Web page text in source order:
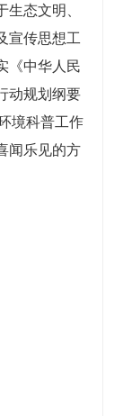
态文明、
宣传思想工
《中华人民
动规划纲要
境科普工作
闻乐见的方